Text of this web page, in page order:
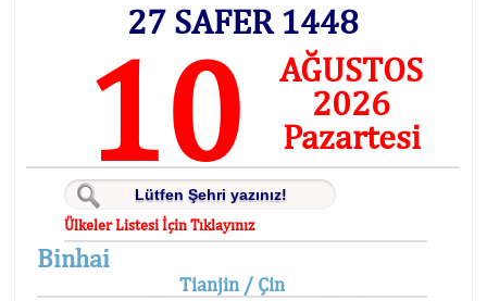
27 SAFER 1448
10
AĞUSTOS
2026
Pazartesi
Ülkeler Listesi İçin Tıklayınız
Binhai
Tianjin / Çin